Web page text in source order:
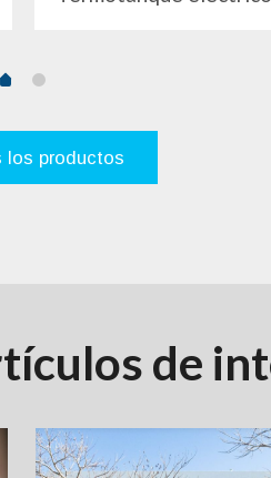
los productos
de